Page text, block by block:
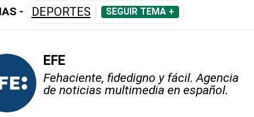
- DEPORTES SEGUIR TEMA +
EFE
Fehaciente, fidedigno y fácil. Agencia
de noticias multimedia en español.